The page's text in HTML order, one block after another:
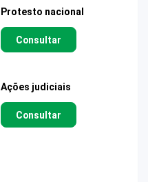
Protesto nacional
Consultar
Ações judiciais
Consultar